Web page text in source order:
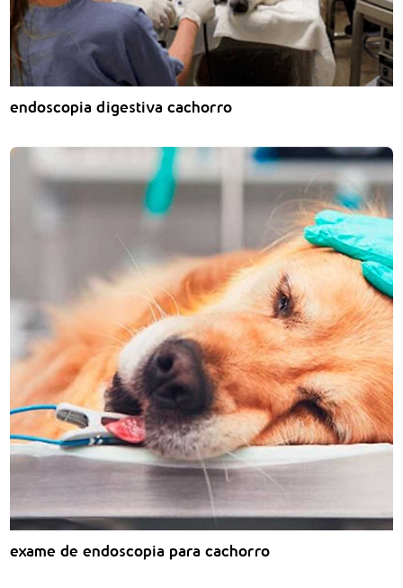
endoscopia digestiva cachorro
exame de endoscopia para cachorro